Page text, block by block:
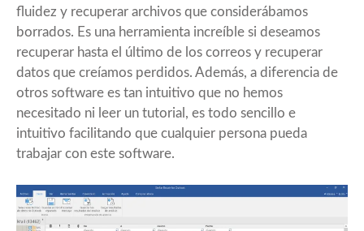
fluidez y recuperar archivos que considerábamos
borrados. Es una herramienta increíble si deseamos
recuperar hasta el último de los correos y recuperar
datos que creíamos perdidos. Además, a diferencia de
otros software es tan intuitivo que no hemos
necesitado ni leer un tutorial, es todo sencillo e
intuitivo facilitando que cualquier persona pueda
trabajar con este software.